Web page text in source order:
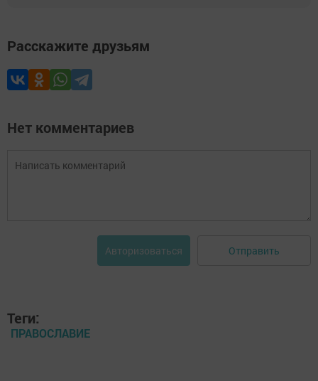
Расскажите друзьям
Нет комментариев
Авторизоваться Отправить
Теги:
ПРАВОСЛАВИЕ